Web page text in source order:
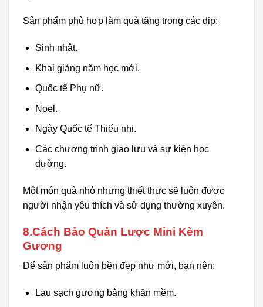
Sản phẩm phù hợp làm quà tặng trong các dịp:
Sinh nhật.
Khai giảng năm học mới.
Quốc tế Phụ nữ.
Noel.
Ngày Quốc tế Thiếu nhi.
Các chương trình giao lưu và sự kiện học
đường.
Một món quà nhỏ nhưng thiết thực sẽ luôn được
người nhận yêu thích và sử dụng thường xuyên.
8.Cách Bảo Quản Lược Mini Kèm
Gương
Để sản phẩm luôn bền đẹp như mới, bạn nên:
Lau sạch gương bằng khăn mềm.